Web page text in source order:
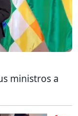
ministros a